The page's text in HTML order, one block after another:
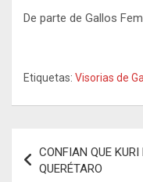
De parte de Gallos
Etiquetas: Visorias de
de
CONFIAN QUE
QUERÉTARO